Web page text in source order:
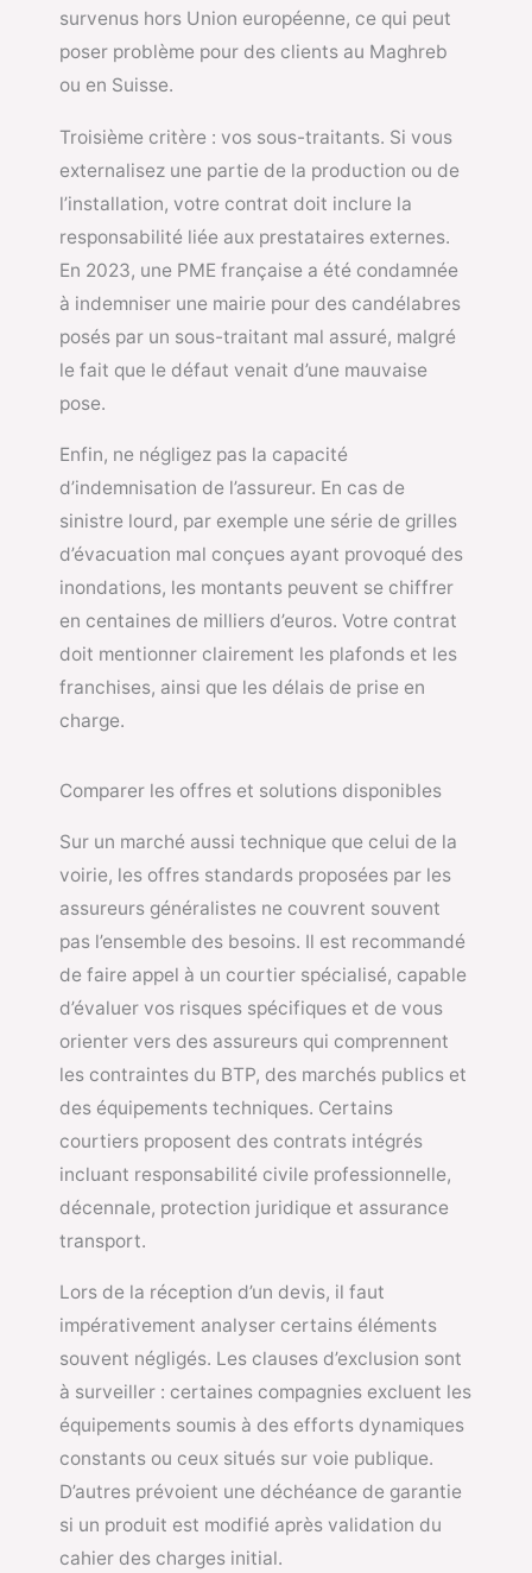
survenus hors Union européenne, ce qui peut
poser problème pour des clients au Maghreb
ou en Suisse.
Troisième critère : vos sous-traitants. Si vous
externalisez une partie de la production ou de
l’installation, votre contrat doit inclure la
responsabilité liée aux prestataires externes.
En 2023, une PME française a été condamnée
à indemniser une mairie pour des candélabres
posés par un sous-traitant mal assuré, malgré
le fait que le défaut venait d’une mauvaise
pose.
Enfin, ne négligez pas la capacité
d’indemnisation de l’assureur. En cas de
sinistre lourd, par exemple une série de grilles
d’évacuation mal conçues ayant provoqué des
inondations, les montants peuvent se chiffrer
en centaines de milliers d’euros. Votre contrat
doit mentionner clairement les plafonds et les
franchises, ainsi que les délais de prise en
charge.
Comparer les offres et solutions disponibles
Sur un marché aussi technique que celui de la
voirie, les offres standards proposées par les
assureurs généralistes ne couvrent souvent
pas l’ensemble des besoins. Il est recommandé
de faire appel à un courtier spécialisé, capable
d’évaluer vos risques spécifiques et de vous
orienter vers des assureurs qui comprennent
les contraintes du BTP, des marchés publics et
des équipements techniques. Certains
courtiers proposent des contrats intégrés
incluant responsabilité civile professionnelle,
décennale, protection juridique et assurance
transport.
Lors de la réception d’un devis, il faut
impérativement analyser certains éléments
souvent négligés. Les clauses d’exclusion sont
à surveiller : certaines compagnies excluent les
équipements soumis à des efforts dynamiques
constants ou ceux situés sur voie publique.
D’autres prévoient une déchéance de garantie
si un produit est modifié après validation du
cahier des charges initial.